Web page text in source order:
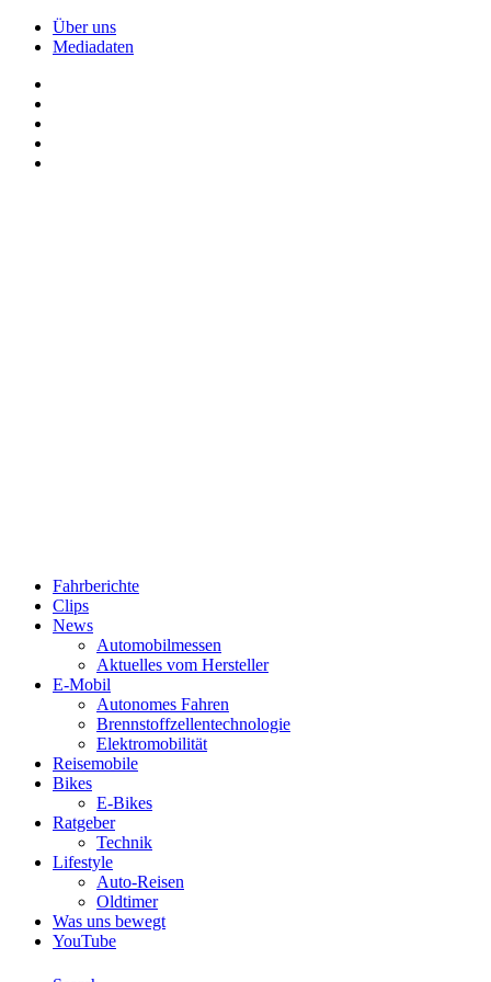
Über uns
Mediadaten
Fahrberichte
Clips
News
Automobilmessen
Aktuelles vom Hersteller
E-Mobil
Autonomes Fahren
Brennstoffzellentechnologie
Elektromobilität
Reisemobile
Bikes
E-Bikes
Ratgeber
Technik
Lifestyle
Auto-Reisen
Oldtimer
Was uns bewegt
YouTube